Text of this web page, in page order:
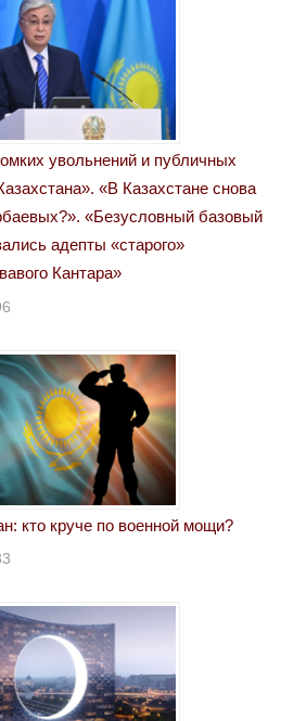
увольнений и публичных
«В Казахстане снова
«Безусловный базовый
адепты «старого»
Кантара»
кто круче по военной мощи?